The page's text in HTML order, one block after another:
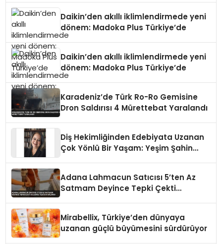
Daikin’den akıllı iklimlendirmede yeni
dönem: Madoka Plus Türkiye’de
Daikin’den akıllı iklimlendirmede yeni
dönem: Madoka Plus Türkiye’de
Karadeniz’de Türk Ro-Ro Gemisine
Dron Saldırısı 4 Mürettebat Yaralandı
Diş Hekimliğinden Edebiyata Uzanan
Çok Yönlü Bir Yaşam: Yeşim Şahin
Adana Lahmacun Satıcısı 5’ten Az
Satmam Deyince Tepki Çekti
Mirabellix, Türkiye’den dünyaya
uzanan güçlü büyümesini sürdürüyor